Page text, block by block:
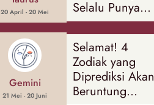
20 April - 20 Mei
Selalu Punya
Rencana
Cadangan Soal
Banyak Hal
Gemini
21 Mei - 20 Juni
Selamat! 4
Zodiak yang
Diprediksi Akan
Beruntung